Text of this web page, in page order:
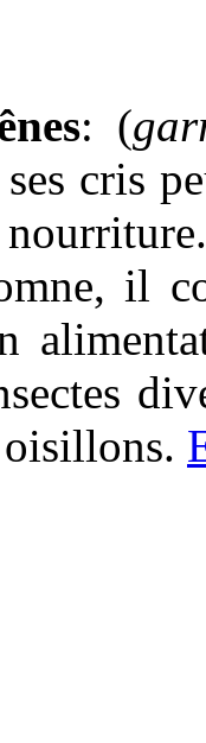
: (
cris
il
oisillons.